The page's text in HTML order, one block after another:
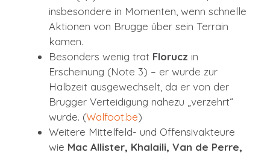
insbesondere in Momenten, wenn schnelle
Aktionen von Brugge über sein Terrain
kamen.
Besonders wenig trat Florucz in
Erscheinung (Note 3) – er wurde zur
Halbzeit ausgewechselt, da er von der
Brugger Verteidigung nahezu „verzehrt“
wurde. (Walfoot.be)
Weitere Mittelfeld- und Offensivakteure
wie Mac Allister, Khalaili, Van de Perre,